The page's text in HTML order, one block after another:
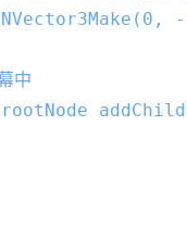
( 0 ,
中